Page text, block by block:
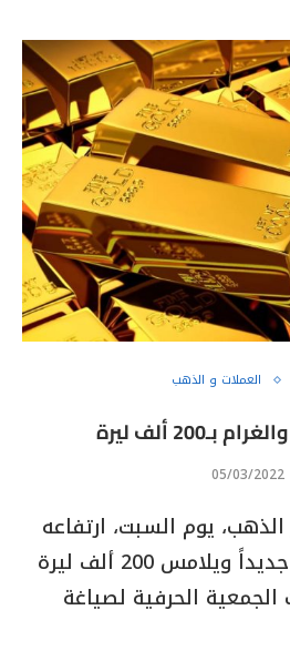
العملات و الذهب
ألف ليرة
05/03/2022
يوم السبت، ارتفاعه
ليحقق سعراً قياسياً جديداً ويلامس 200 ألف ليرة
الجمعية الحرفية لصياغة